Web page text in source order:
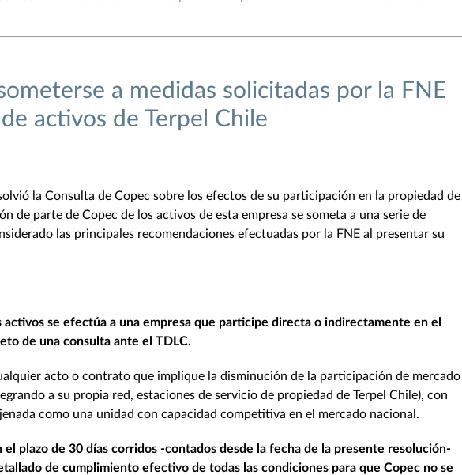
a medidas solicitadas por la FNE
activos de Terpel Chile
la Consulta de Copec sobre los efectos de su participación en la propiedad de
de parte de Copec de los activos de esta empresa se someta a una serie de
las principales recomendaciones efectuadas por la FNE al presentar su
activos se efectúa a una empresa que participe directa o indirectamente en el
de una consulta ante el TDLC.
acto o contrato que implique la disminución de la participación de mercado
a su propia red, estaciones de servicio de propiedad de Terpel Chile), con
como una unidad con capacidad competitiva en el mercado nacional.
plazo de 30 días corridos -contados desde la fecha de la presente resolución-
de cumplimiento efectivo de todas las condiciones para que Copec no se